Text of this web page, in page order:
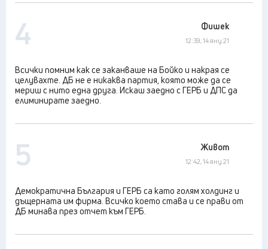
4 Фишек
12:39, 14 яну 21
Всички помним как се заканваше на Бойко и накрая се
целувахте. ДБ не е никаква партия, която може да се
мериш с нито една друга. Искаш заедно с ГЕРБ и ДПС да
елиминирате заедно.
5 Живот
12:42, 14 яну 21
Демократична България и ГЕРБ са като голям холдинг и
дъщерната им фирма. Всичко което става и се прави от
ДБ минава през отчет към ГЕРБ.